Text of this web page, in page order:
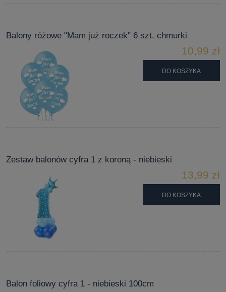
Balony różowe "Mam już roczek" 6 szt. chmurki
10,99 zł
DO KOSZYKA
Zestaw balonów cyfra 1 z koroną - niebieski
13,99 zł
DO KOSZYKA
Balon foliowy cyfra 1 - niebieski 100cm